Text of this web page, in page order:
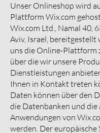
Unser Onlineshop wird
Plattform Wix.com
Wix.com Ltd., Namal 40,
Aviv, Israel, bereitgestellt
uns die Online-Plattform
über die wir unsere
Dienstleistungen
Ihnen in Kontakt treten
Daten können über den
die Datenbanken und die
Anwendungen von
werden. Der europäische